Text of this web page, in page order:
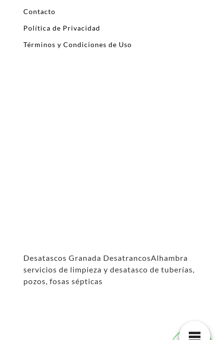
Contacto
Política de Privacidad
Términos y Condiciones de Uso
Desatascos Granada DesatrancosAlhambra
servicios de limpieza y desatasco de tuberías,
pozos, fosas sépticas